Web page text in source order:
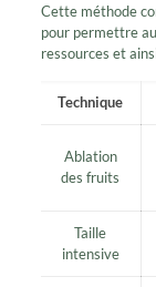
Cette méthode
pour permettre
ressources et
Technique
Ablation
des fruits
Taille
intensive